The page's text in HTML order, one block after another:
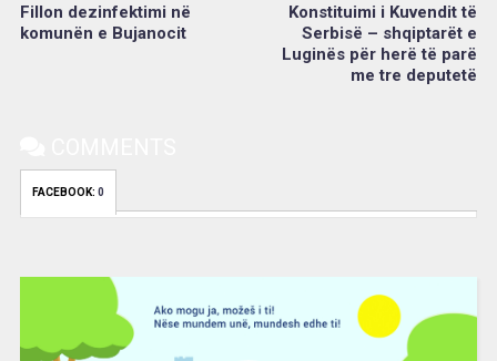
Fillon dezinfektimi në
komunën e Bujanocit
Konstituimi i Kuvendit të
Serbisë – shqiptarët e
Luginës për herë të parë
me tre deputetë
FACEBOOK: 0